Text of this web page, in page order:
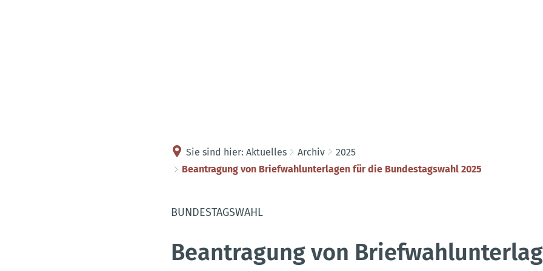
Sie sind hier: Aktuelles Archiv
2025
Beantragung von Briefwahlunterlagen für die Bundestagswahl 2025
BUNDESTAGSWAHL
Beantragung von